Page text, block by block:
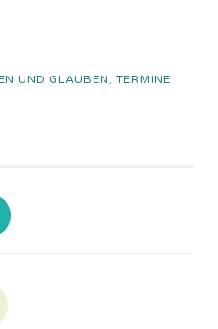
UND GLAUBEN, TERMINE